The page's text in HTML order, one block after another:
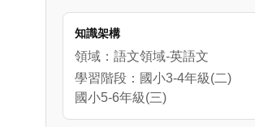
知識架構
領域：語文領域-英語文
學習階段：國小3-4年級(二)
國小5-6年級(三)